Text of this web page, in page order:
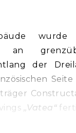
an
der
„Vatea“